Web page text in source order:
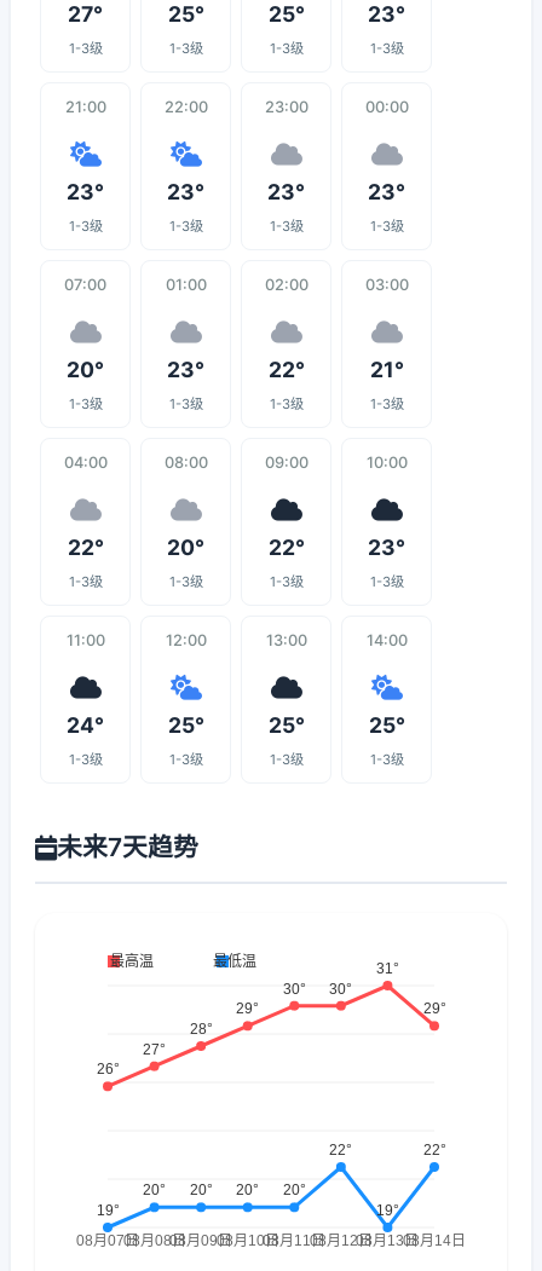
27°
1-3级
25°
1-3级
25°
1-3级
23°
1-3级
21:00
23°
1-3级
22:00
23°
1-3级
23:00
23°
1-3级
00:00
23°
1-3级
07:00
20°
1-3级
01:00
23°
1-3级
02:00
22°
1-3级
03:00
21°
1-3级
04:00
22°
1-3级
08:00
20°
1-3级
09:00
22°
1-3级
10:00
23°
1-3级
11:00
24°
1-3级
12:00
25°
1-3级
13:00
25°
1-3级
14:00
25°
1-3级
未来7天趋势